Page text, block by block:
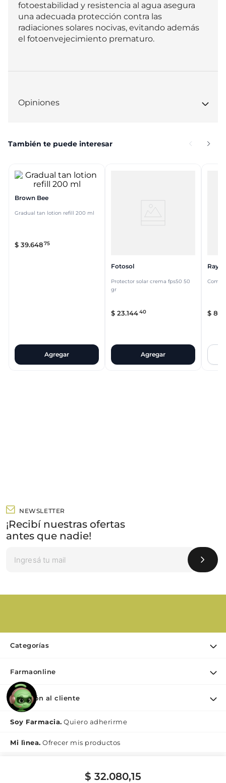
$ 32.080,15
fotoestabilidad y resistencia al agua asegura
una adecuada protección contra las
radiaciones solares nocivas, evitando además
el fotoenvejecimiento prematuro.
Opiniones
También te puede interesar
Brown Bee
Gradual tan lotion refill 200 ml
$ 39.64875
Agregar
Fotosol
Protector solar crema fps50 50
gr
$ 23.14440
Agregar
$ 80
NEWSLETTER
¡Recibí nuestras ofertas
antes que nadie!
Categorías
Cuidado Personal
Dermocosmética
Maquillaje
Nutrición & Deporte
Bebé y maternidad
Farmaonline
Nuestra empresa
Puntos de retiro
Atención al cliente
Contacto
Términos y condiciones Beauty
Soy Farmacia. Quiero adherirme
Mi lìnea. Ofrecer mis productos
Botón de